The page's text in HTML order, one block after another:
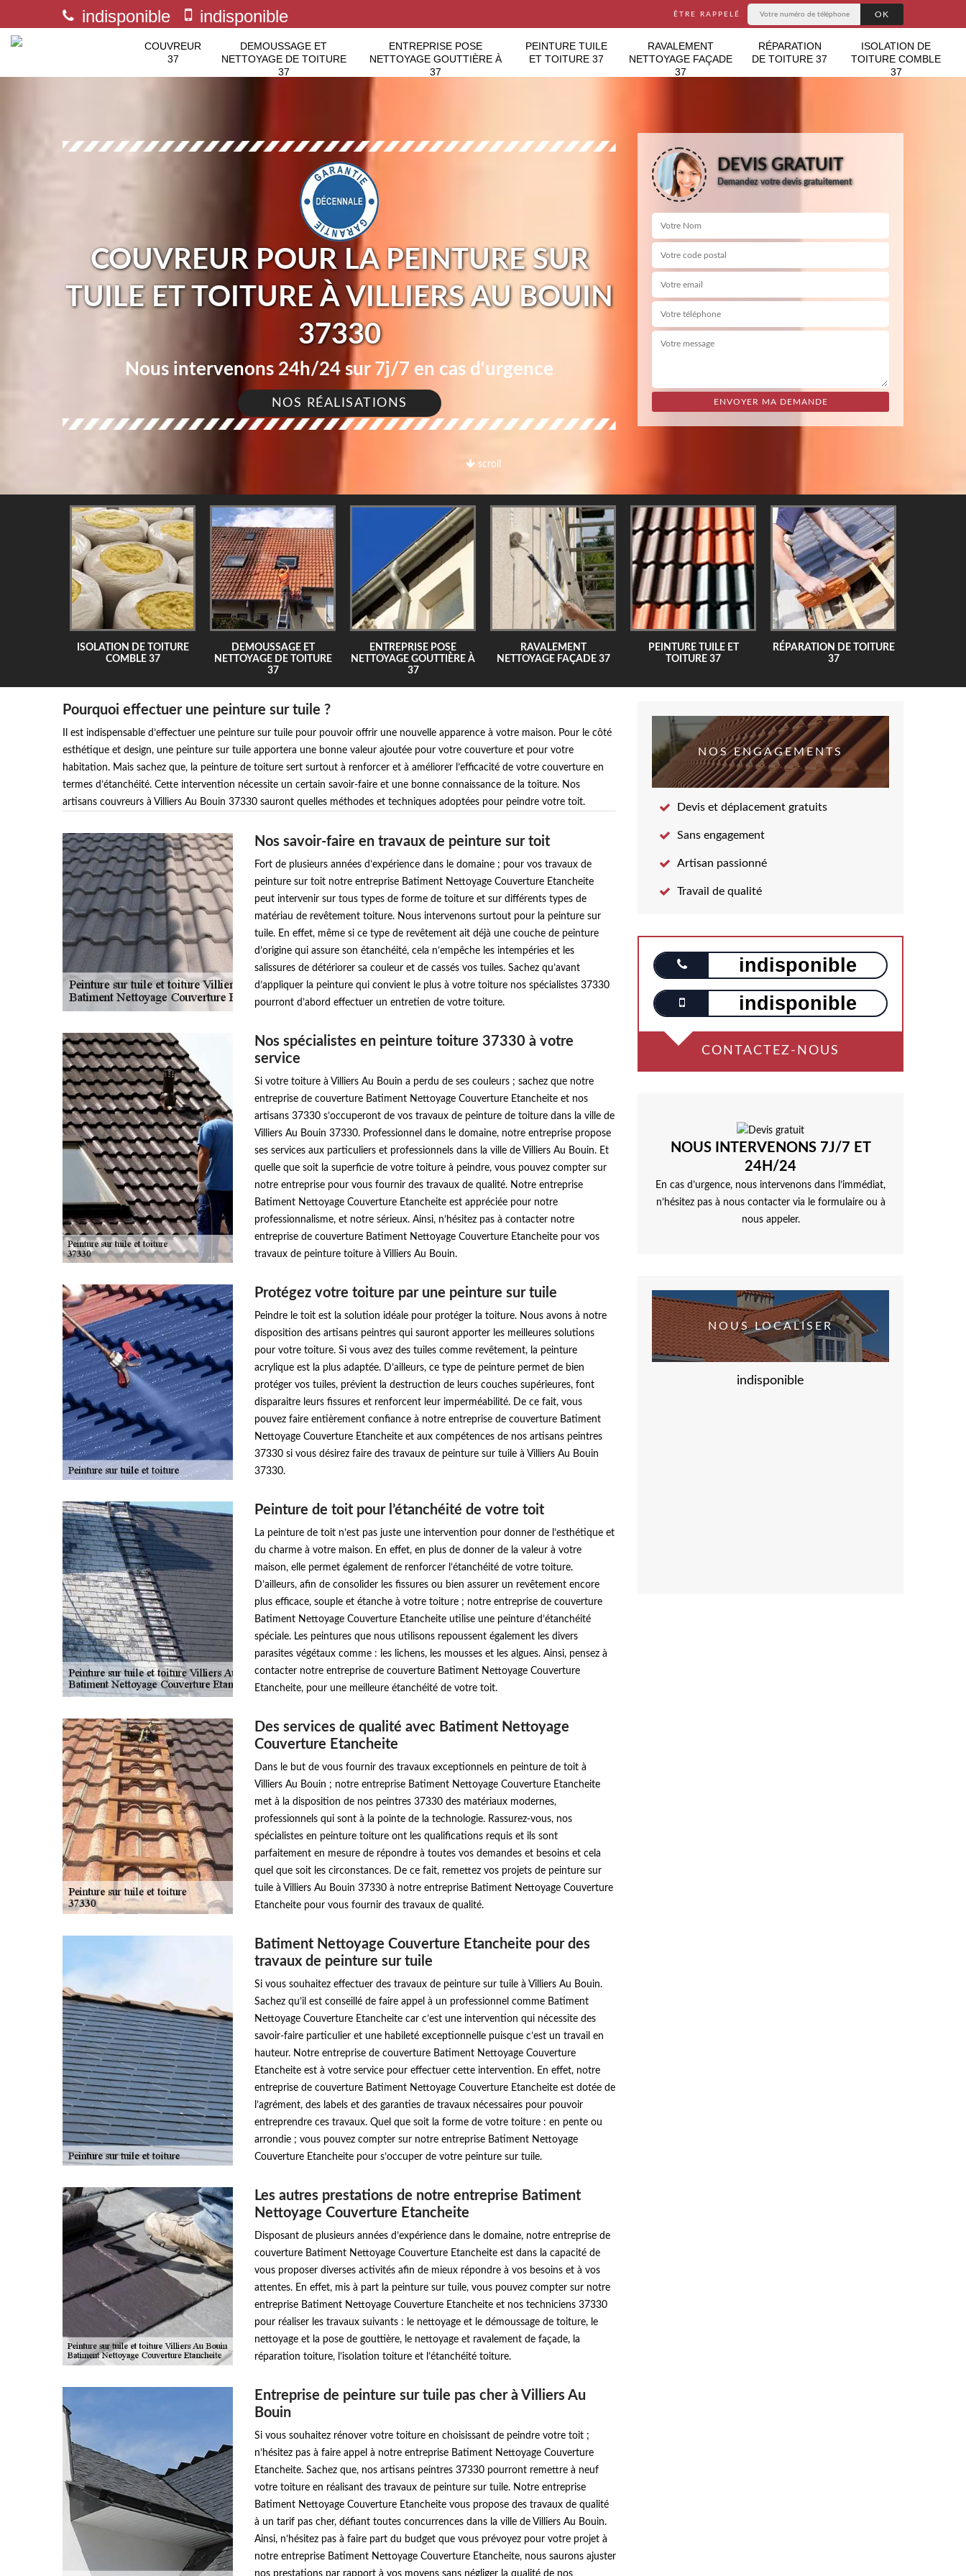
indisponible indisponible ÊTRE RAPPELÉ
COUVREUR
37
DEMOUSSAGE ET
NETTOYAGE DE TOITURE
37
ENTREPRISE POSE
NETTOYAGE GOUTTIÈRE À
37
PEINTURE TUILE
ET TOITURE 37
RAVALEMENT
NETTOYAGE FAÇADE
37
RÉPARATION
DE TOITURE 37
ISOLATION DE
TOITURE COMBLE
37
scroll
COUVREUR POUR LA PEINTURE SUR
TUILE ET TOITURE À VILLIERS AU BOUIN
37330
Nous intervenons 24h/24 sur 7j/7 en cas d'urgence
NOS RÉALISATIONS
DEVIS GRATUIT
Demandez votre devis gratuitement
ISOLATION DE TOITURE
COMBLE 37
DEMOUSSAGE ET
NETTOYAGE DE TOITURE
37
ENTREPRISE POSE
NETTOYAGE GOUTTIÈRE À
37
RAVALEMENT
NETTOYAGE FAÇADE 37
PEINTURE TUILE ET
TOITURE 37
RÉPARATION DE TOITURE
37
Pourquoi effectuer une peinture sur tuile ?
Il est indispensable d’effectuer une peinture sur tuile pour pouvoir offrir une nouvelle apparence à votre maison. Pour le côté
esthétique et design, une peinture sur tuile apportera une bonne valeur ajoutée pour votre couverture et pour votre
habitation. Mais sachez que, la peinture de toiture sert surtout à renforcer et à améliorer l’efficacité de votre couverture en
termes d’étanchéité. Cette intervention nécessite un certain savoir-faire et une bonne connaissance de la toiture. Nos
artisans couvreurs à Villiers Au Bouin 37330 sauront quelles méthodes et techniques adoptées pour peindre votre toit.
Nos savoir-faire en travaux de peinture sur toit
Fort de plusieurs années d’expérience dans le domaine ; pour vos travaux de
peinture sur toit notre entreprise Batiment Nettoyage Couverture Etancheite
peut intervenir sur tous types de forme de toiture et sur différents types de
matériau de revêtement toiture. Nous intervenons surtout pour la peinture sur
tuile. En effet, même si ce type de revêtement ait déjà une couche de peinture
d’origine qui assure son étanchéité, cela n’empêche les intempéries et les
salissures de détériorer sa couleur et de cassés vos tuiles. Sachez qu’avant
d’appliquer la peinture qui convient le plus à votre toiture nos spécialistes 37330
pourront d’abord effectuer un entretien de votre toiture.
Nos spécialistes en peinture toiture 37330 à votre
service
Si votre toiture à Villiers Au Bouin a perdu de ses couleurs ; sachez que notre
entreprise de couverture Batiment Nettoyage Couverture Etancheite et nos
artisans 37330 s’occuperont de vos travaux de peinture de toiture dans la ville de
Villiers Au Bouin 37330. Professionnel dans le domaine, notre entreprise propose
ses services aux particuliers et professionnels dans la ville de Villiers Au Bouin. Et
quelle que soit la superficie de votre toiture à peindre, vous pouvez compter sur
notre entreprise pour vous fournir des travaux de qualité. Notre entreprise
Batiment Nettoyage Couverture Etancheite est appréciée pour notre
professionnalisme, et notre sérieux. Ainsi, n’hésitez pas à contacter notre
entreprise de couverture Batiment Nettoyage Couverture Etancheite pour vos
travaux de peinture toiture à Villiers Au Bouin.
Protégez votre toiture par une peinture sur tuile
Peindre le toit est la solution idéale pour protéger la toiture. Nous avons à notre
disposition des artisans peintres qui sauront apporter les meilleures solutions
pour votre toiture. Si vous avez des tuiles comme revêtement, la peinture
acrylique est la plus adaptée. D’ailleurs, ce type de peinture permet de bien
protéger vos tuiles, prévient la destruction de leurs couches supérieures, font
disparaitre leurs fissures et renforcent leur imperméabilité. De ce fait, vous
pouvez faire entièrement confiance à notre entreprise de couverture Batiment
Nettoyage Couverture Etancheite et aux compétences de nos artisans peintres
37330 si vous désirez faire des travaux de peinture sur tuile à Villiers Au Bouin
37330.
Peinture de toit pour l’étanchéité de votre toit
La peinture de toit n’est pas juste une intervention pour donner de l’esthétique et
du charme à votre maison. En effet, en plus de donner de la valeur à votre
maison, elle permet également de renforcer l’étanchéité de votre toiture.
D’ailleurs, afin de consolider les fissures ou bien assurer un revêtement encore
plus efficace, souple et étanche à votre toiture ; notre entreprise de couverture
Batiment Nettoyage Couverture Etancheite utilise une peinture d’étanchéité
spéciale. Les peintures que nous utilisons repoussent également les divers
parasites végétaux comme : les lichens, les mousses et les algues. Ainsi, pensez à
contacter notre entreprise de couverture Batiment Nettoyage Couverture
Etancheite, pour une meilleure étanchéité de votre toit.
Des services de qualité avec Batiment Nettoyage
Couverture Etancheite
Dans le but de vous fournir des travaux exceptionnels en peinture de toit à
Villiers Au Bouin ; notre entreprise Batiment Nettoyage Couverture Etancheite
met à la disposition de nos peintres 37330 des matériaux modernes,
professionnels qui sont à la pointe de la technologie. Rassurez-vous, nos
spécialistes en peinture toiture ont les qualifications requis et ils sont
parfaitement en mesure de répondre à toutes vos demandes et besoins et cela
quel que soit les circonstances. De ce fait, remettez vos projets de peinture sur
tuile à Villiers Au Bouin 37330 à notre entreprise Batiment Nettoyage Couverture
Etancheite pour vous fournir des travaux de qualité.
Batiment Nettoyage Couverture Etancheite pour des
travaux de peinture sur tuile
Si vous souhaitez effectuer des travaux de peinture sur tuile à Villiers Au Bouin.
Sachez qu’il est conseillé de faire appel à un professionnel comme Batiment
Nettoyage Couverture Etancheite car c’est une intervention qui nécessite des
savoir-faire particulier et une habileté exceptionnelle puisque c’est un travail en
hauteur. Notre entreprise de couverture Batiment Nettoyage Couverture
Etancheite est à votre service pour effectuer cette intervention. En effet, notre
entreprise de couverture Batiment Nettoyage Couverture Etancheite est dotée de
l’agrément, des labels et des garanties de travaux nécessaires pour pouvoir
entreprendre ces travaux. Quel que soit la forme de votre toiture : en pente ou
arrondie ; vous pouvez compter sur notre entreprise Batiment Nettoyage
Couverture Etancheite pour s’occuper de votre peinture sur tuile.
Les autres prestations de notre entreprise Batiment
Nettoyage Couverture Etancheite
Disposant de plusieurs années d’expérience dans le domaine, notre entreprise de
couverture Batiment Nettoyage Couverture Etancheite est dans la capacité de
vous proposer diverses activités afin de mieux répondre à vos besoins et à vos
attentes. En effet, mis à part la peinture sur tuile, vous pouvez compter sur notre
entreprise Batiment Nettoyage Couverture Etancheite et nos techniciens 37330
pour réaliser les travaux suivants : le nettoyage et le démoussage de toiture, le
nettoyage et la pose de gouttière, le nettoyage et ravalement de façade, la
réparation toiture, l’isolation toiture et l’étanchéité toiture.
Entreprise de peinture sur tuile pas cher à Villiers Au
Bouin
Si vous souhaitez rénover votre toiture en choisissant de peindre votre toit ;
n’hésitez pas à faire appel à notre entreprise Batiment Nettoyage Couverture
Etancheite. Sachez que, nos artisans peintres 37330 pourront remettre à neuf
votre toiture en réalisant des travaux de peinture sur tuile. Notre entreprise
Batiment Nettoyage Couverture Etancheite vous propose des travaux de qualité
à un tarif pas cher, défiant toutes concurrences dans la ville de Villiers Au Bouin.
Ainsi, n’hésitez pas à faire part du budget que vous prévoyez pour votre projet à
notre entreprise Batiment Nettoyage Couverture Etancheite, nous saurons ajuster
nos prestations par rapport à vos moyens sans négliger la qualité de nos
NOS ENGAGEMENTS
Devis et déplacement gratuits
Sans engagement
Artisan passionné
Travail de qualité
indisponible
indisponible
CONTACTEZ-NOUS
NOUS INTERVENONS 7J/7 ET
24H/24
En cas d’urgence, nous intervenons dans l’immédiat,
n’hésitez pas à nous contacter via le formulaire ou à
nous appeler.
NOUS LOCALISER
indisponible